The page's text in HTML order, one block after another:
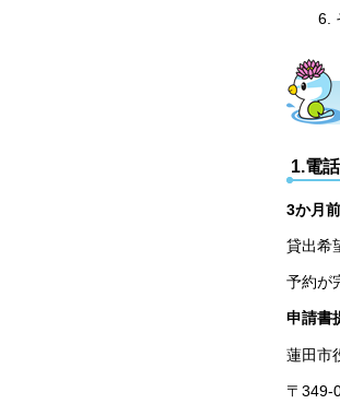
1.電
3か月
貸出希
予約が
申請書
蓮田市
〒349-